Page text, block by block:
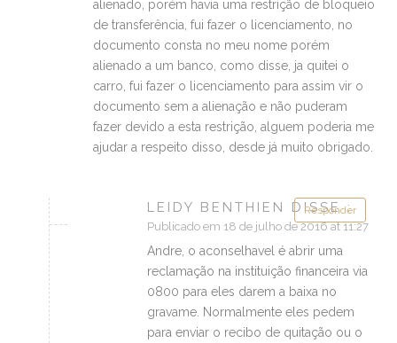
alienado, porém havia uma restrição de bloqueio
de transferência, fui fazer o licenciamento, no
documento consta no meu nome porém
alienado a um banco, como disse, ja quitei o
carro, fui fazer o licenciamento para assim vir o
documento sem a alienação e não puderam
fazer devido a esta restrição, alguem poderia me
ajudar a respeito disso, desde já muito obrigado.
Responder
LEIDY BENTHIEN DISSE :
Publicado em 18 de julho de 2016 at 11:27
Andre, o aconselhavel é abrir uma
reclamação na instituição financeira via
0800 para eles darem a baixa no
gravame. Normalmente eles pedem
para enviar o recibo de quitação ou o